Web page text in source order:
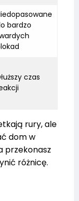
bardzo
czas
rury, ale
dom w
przekonasz
różnicę.